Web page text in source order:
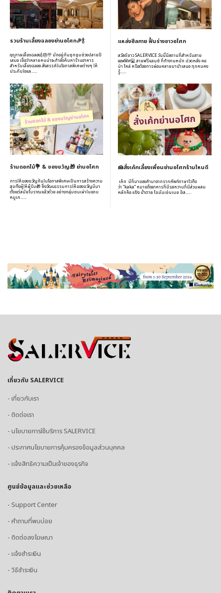
รวมร้านเลี้ยงฉลองย่านอโศก🎉🍾
ฤดูกาลเลี้ยงฉลอง🍾🎂🎊 มักอยู่กันชุกชุมช่วงปลายปี
เสมอ เชื่อว่าหลายคนน่าจะกำลังค้นหาร้านอาหาร
สำหรับเลี้ยงฉลอง สังสรรค์ในโอกาสพิเศษต่างๆ ให้
ประทับใจแล......
แหล่งฮีลกาย ฟื้นร่างชาวอโศก
สวัสดีชาว SALERVICE วันนี้มีสถานที่สำหรับสาย
ออฟฟิศ💻 สายฟรีแลนซ์ ที่ทำงานหนัก ปวดหลัง คอ
บ่า ไหล่ หรือต้องการผ่อนคลายมานำเสนอ ทุกคนคง
รู้......
ร้านดอกไม้💐 & ของขวัญ🎁 ย่านอโศก
การให้ของขวัญกันในโอกาสพิเศษเป็นการสร้างความ
สุขทั้งผู้ให้ผู้รับ🎁 ซึ่งวัฒนธรรมการให้ของขวัญมีมา
ตั้งแต่สมัยโบราณแล้วด้วย อย่างกลุ่มชนเผ่าในแถบ
หมูเก......
🍰สั่งเค้กเลี้ยงเพื่อนย่านอโศกร้านไหนดี
เค้ก มีที่มาของคำมาจากรากศัพท์ภาษาไวกิ้ง
ว่า “kaka” หมายถึงอาหารที่มีรสหวานที่มีส่วนผสม
หลักคือ แป้ง น้ำตาล ไขมันเช่นเนย ชีส......
เกี่ยวกับ SALERVICE
- เกี่ยวกับเรา
- ติดต่อเรา
- นโยบายการใช้บริการ SALERVICE
- ประกาศนโยบายการคุ้มครองข้อมูลส่วนบุคคล
- แจ้งสิทธิความเป็นเจ้าของธุรกิจ
ศูนย์ข้อมูลและช่วยเหลือ
- Support Center
- คำถามที่พบบ่อย
- ติดต่อลงโฆษณา
- แจ้งชำระเงิน
- วิธีชำระเงิน